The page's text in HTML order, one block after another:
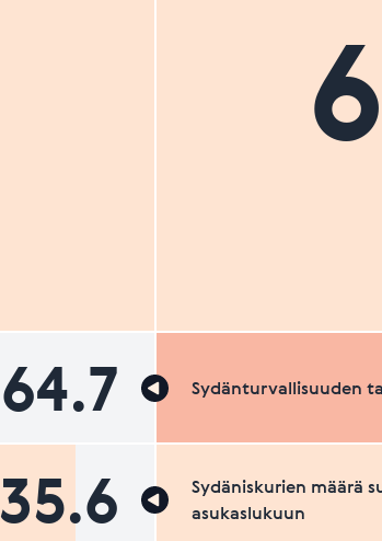
64.7
35.6
Sydänturvallisuuden
Sydäniskurien määrä
asukaslukuun